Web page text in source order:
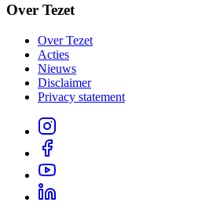
Over Tezet
Over Tezet
Acties
Nieuws
Disclaimer
Privacy statement